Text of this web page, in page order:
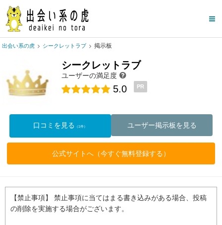
出会い系の虎 シークレットラブ 掲示板
シークレットラブ
ユーザーの満足度
5.0 PR
口コミを見る （1件） ユーザー掲示板を見る
公式サイトへ（今すぐ無料登録する）
【禁止事項】 禁止事項に当てはまる書き込みがある場合、投稿
の削除を実施する場合がございます。